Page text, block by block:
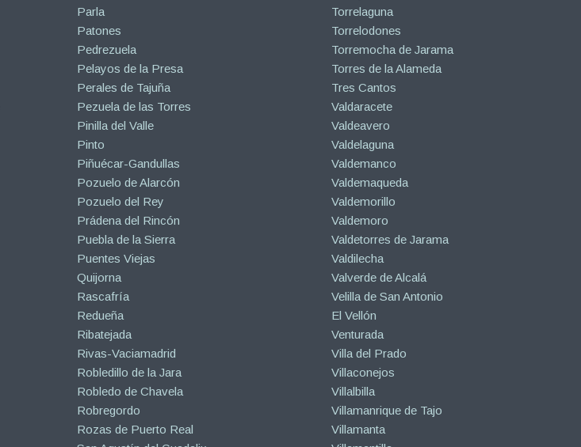
Parla
Patones
Pedrezuela
Pelayos de la Presa
Perales de Tajuña
Pezuela de las Torres
Pinilla del Valle
Pinto
Piñuécar-Gandullas
Pozuelo de Alarcón
Pozuelo del Rey
Prádena del Rincón
Puebla de la Sierra
Puentes Viejas
Quijorna
Rascafría
Redueña
Ribatejada
Rivas-Vaciamadrid
Robledillo de la Jara
Robledo de Chavela
Robregordo
Rozas de Puerto Real
Torrelaguna
Torrelodones
Torremocha de Jarama
Torres de la Alameda
Tres Cantos
Valdaracete
Valdeavero
Valdelaguna
Valdemanco
Valdemaqueda
Valdemorillo
Valdemoro
Valdetorres de Jarama
Valdilecha
Valverde de Alcalá
Velilla de San Antonio
El Vellón
Venturada
Villa del Prado
Villaconejos
Villalbilla
Villamanrique de Tajo
Villamanta